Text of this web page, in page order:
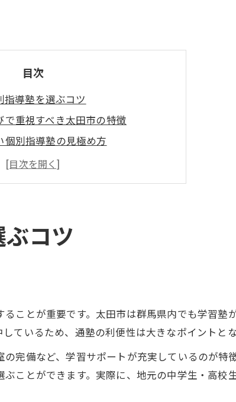
目次
導塾を選ぶコツ
で重視すべき太田市の特徴
個別指導塾の見極め方
別指導塾の選び方と注意点
向け個別指導塾のチェックポイント
の魅力を徹底解説
はの入試対策強化の実力
つ定期テスト対策の強みとは
指導塾の合格実績に注目
なら志望校合格が近づく理由
う太田市の志望校対策例
コツ
ことが重要です。太田市は群馬県内でも学習塾
ているため、通塾の利便性は大きなポイントとな
完備など、学習サポートが充実しているのが特
ことができます。実際に、地元の中学生・高校